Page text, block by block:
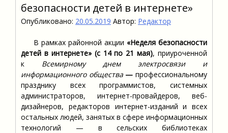
безопасности детей в интернете»
Опубликовано: 20.05.2019 Автор: Редактор
В рамках районной акции «Неделя безопасности
детей в интернете» (с 14 по 21 мая), приуроченной
к Всемирному днем электросвязи и
информационного общества— профессиональному
празднику всех программистов, системных
администраторов, интернет-провайдеров, веб-
дизайнеров, редакторов интернет-изданий и всех
остальных людей, занятых в сфере информационных
технологий — в сельских библиотеках